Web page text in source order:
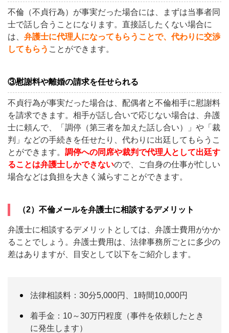
不倫（不貞行為）が事実だった場合には、まずは当事者同
士で話し合うことになります。直接話したくない場合に
は、 弁護士に代理人になってもらうことで、代わりに交渉
してもらう ことができます。
③慰謝料や離婚の請求を任せられる
不貞行為が事実だった場合は、配偶者と不倫相手に慰謝料
を請求できます。相手が話し合いで応じない場合は、弁護
士に頼んで、「調停（第三者を加えた話し合い）」や「裁
判」などの手続きを任せたり、代わりに出廷してもらうこ
とができます。 調停への同席や裁判で代理人として出廷す
ることは弁護士しかできないので、ご自身の仕事が忙しい
場合などは負担を大きく減らすことができます。
（2）不倫メールを弁護士に相談するデメリット
弁護士に相談するデメリットとしては、弁護士費用がかか
ることでしょう。弁護士費用は、法律事務所ごとに多少の
差はありますが、目安として以下をご紹介します。
法律相談料：30分5,000円、1時間10,000円
着手金：10～30万円程度（事件を依頼したとき
に発生します）